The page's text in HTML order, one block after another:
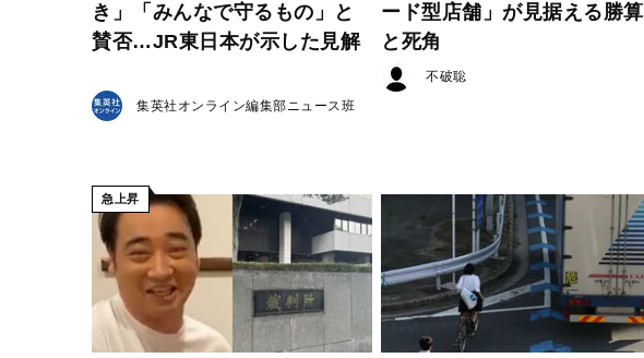
き」「みんなで守るもの」と
賛否…JR東日本が示した見解
集英社オンライン編集部ニュース班
ード型店舗」が見据える勝算
と死角
不破聡
急上昇